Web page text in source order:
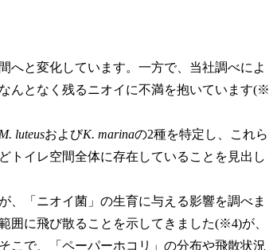
へと変化しています。一方で、当社調べによ
んとなく残るニオイに不満を抱いています(※
M. luteusおよびK. marinaの2種を特定し、これら
トイレ空間全体に存在していることを見出し
、「ニオイ菌」の生育に与える影響を調べま
囲に飛び散ることを示してきました(※4)が、
こで、「ペーパーホコリ」の分布や飛散状況